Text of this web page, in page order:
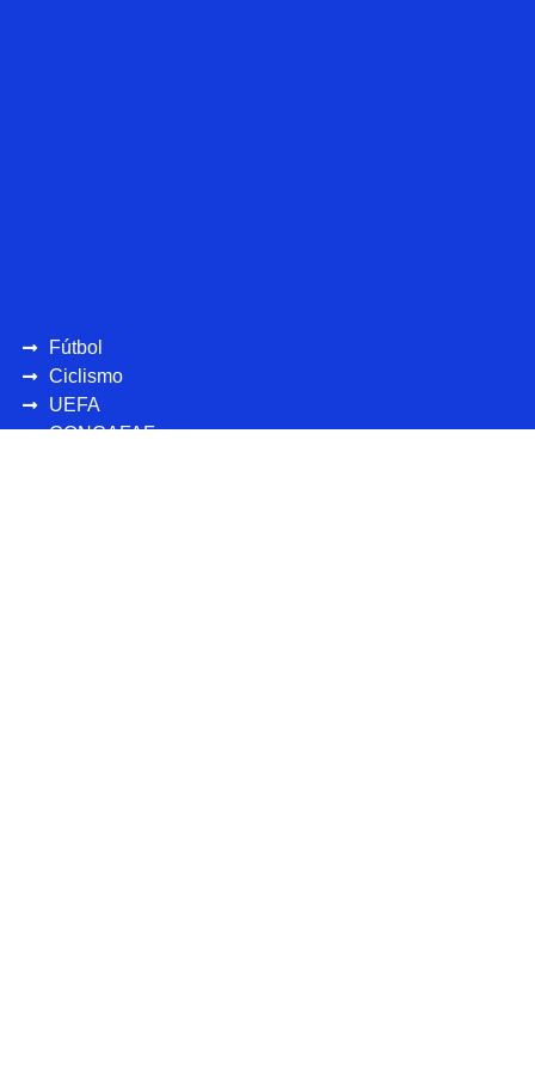
Fútbol
Ciclismo
UEFA
CONCAFAF